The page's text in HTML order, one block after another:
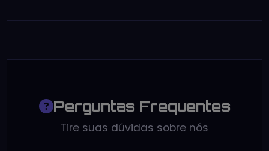
Perguntas Frequentes
Tire suas dúvidas sobre nós